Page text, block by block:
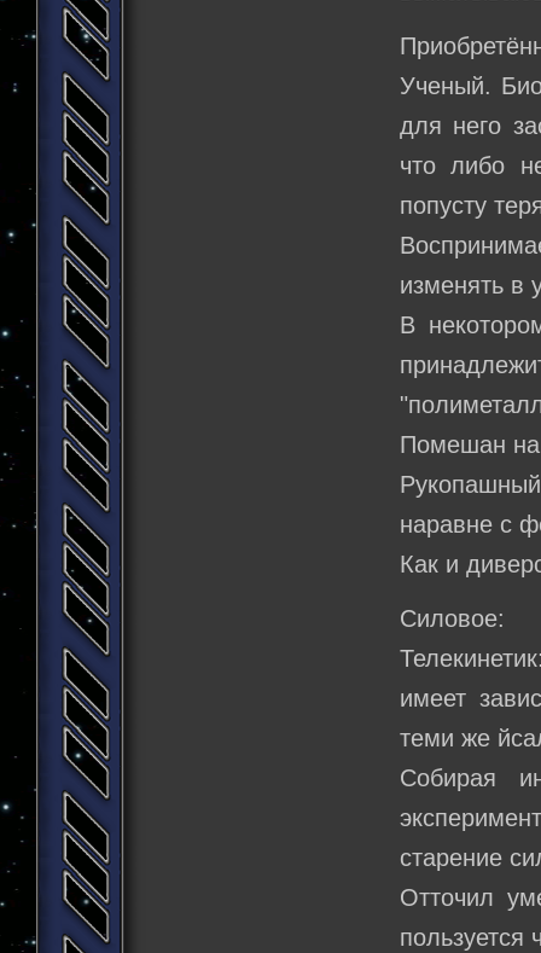
Ученый.
для него
что либо
попусту
изменять в
В
Помешан на
наравне с
Как и
Силовое:
имеет
теми же
Собирая
старение
Отточил
пользуется